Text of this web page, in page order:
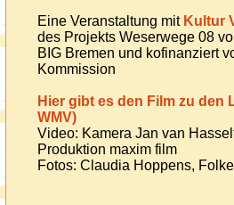
Eine Veranstaltung mit Kultur
des Projekts Weserwege 08
BIG Bremen und kofinanziert
Kommission
Hier gibt es den Film zu den
WMV)
Video: Kamera Jan van
Produktion maxim film
Fotos: Claudia Hoppens,